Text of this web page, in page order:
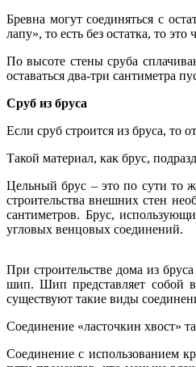
Бревна могут соединяться с
лапу», то есть без остатка, то
По высоте стены сруба
оставаться два-три сантиметра
Сруб из бруса
Если сруб строится из бруса, то
Такой материал, как брус,
Цельный брус – это по сути то
строительства внешних стен
сантиметров. Брус,
угловых венцовых соединений.
При строительстве дома из
шип. Шип представляет собой
существуют такие виды
Соединение «ласточкин хвост»
Соединение с использованием